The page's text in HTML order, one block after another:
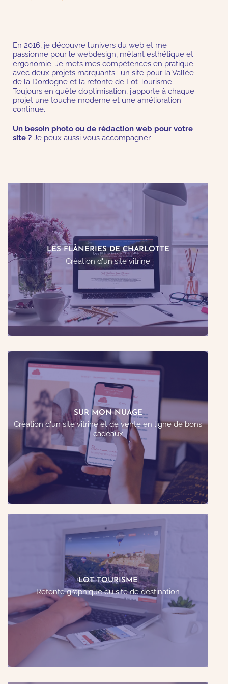
En 2016, je découvre l’univers du web et me
passionne pour le webdesign, mêlant esthétique et
ergonomie. Je mets mes compétences en pratique
avec deux projets marquants : un site pour la Vallée
de la Dordogne et la refonte de Lot Tourisme.
Toujours en quête d’optimisation, j’apporte à chaque
projet une touche moderne et une amélioration
continue.
Un besoin photo ou de rédaction web pour votre
site ? Je peux aussi vous accompagner.
LES FLÂNERIES DE CHARLOTTE
Création d'un site vitrine
Création d’un site internet afin de mettre en avant
son activité de créations artistiques et de Land art.
Voir le site web
SUR MON NUAGE
Création d'un site vitrine et de vente en ligne de bons
cadeaux
Création d’un site pour mettre en avant son activité
d'accompagnatrice périnatale : vente de bons
cadeaux et prise de rendez-vous.
Voir le site web
LOT TOURISME
Refonte graphique du site de destination
Refonte graphique du site de Lot Tourisme.
Définition de règles graphiques et ergonomiques;
intégration et révision des contenus.
Voir le site web